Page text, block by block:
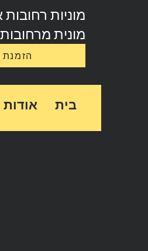
מוניות
מונית
הזמנת
אודות בית